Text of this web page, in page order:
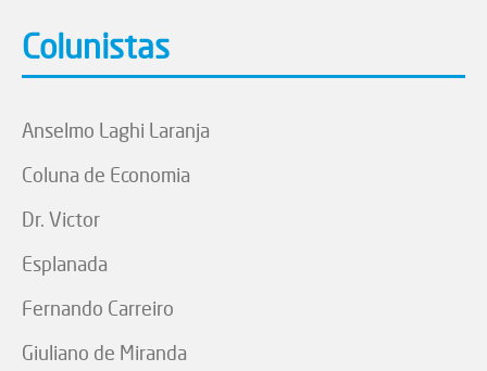
Colunistas
Anselmo Laghi Laranja
Coluna de Economia
Dr. Victor
Esplanada
Fernando Carreiro
Giuliano de Miranda